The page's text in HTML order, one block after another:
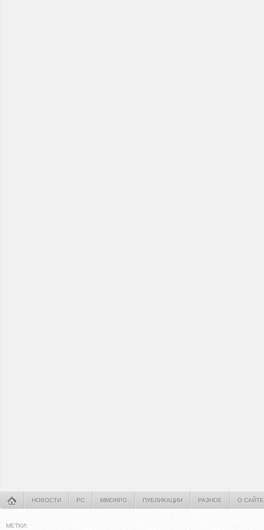
НОВОСТИ PC MMORPG ПУБЛИКАЦИИ РАЗНОЕ О САЙТЕ
МЕТКИ: